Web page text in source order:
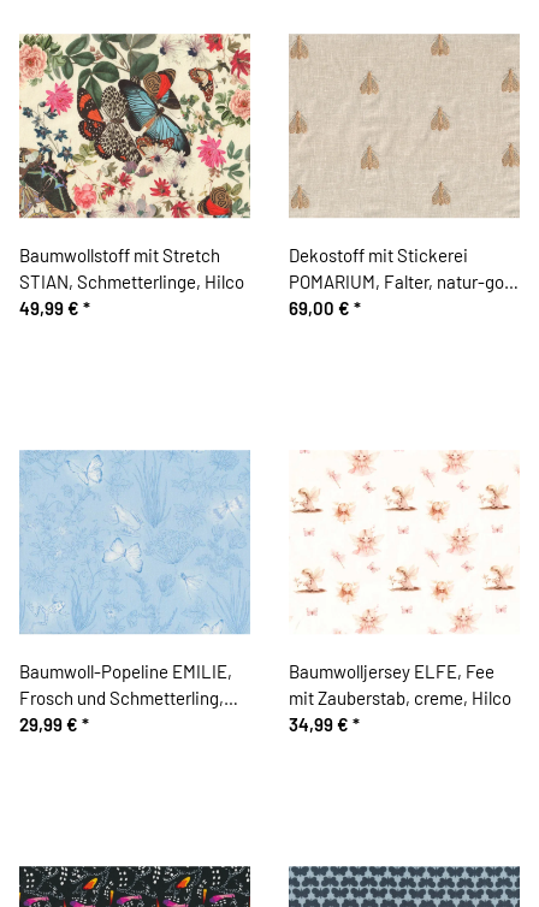
Baumwollstoff mit Stretch
STIAN, Schmetterlinge, Hilco
49,99 € *
Dekostoff mit Stickerei
POMARIUM, Falter, natur-gold
metallic, Clarke & Clarke
69,00 € *
Baumwoll-Popeline EMILIE,
Frosch und Schmetterling,
hellblau, Hilco
29,99 € *
Baumwolljersey ELFE, Fee
mit Zauberstab, creme, Hilco
34,99 € *